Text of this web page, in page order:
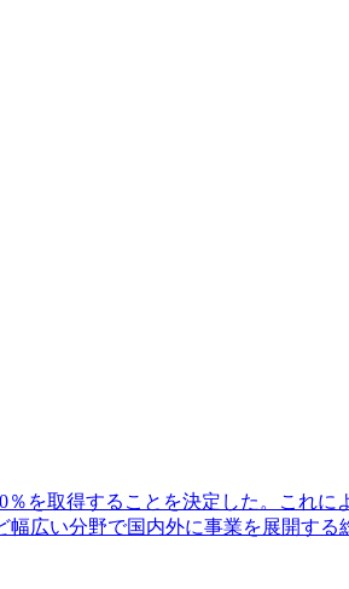
を取得することを決定した。これに
広い分野で国内外に事業を展開する